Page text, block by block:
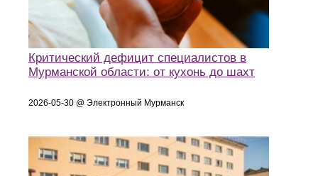
Критический дефицит специалистов в
Мурманской области: от кухонь до шахт
2026-05-30 @ Электронный Мурманск